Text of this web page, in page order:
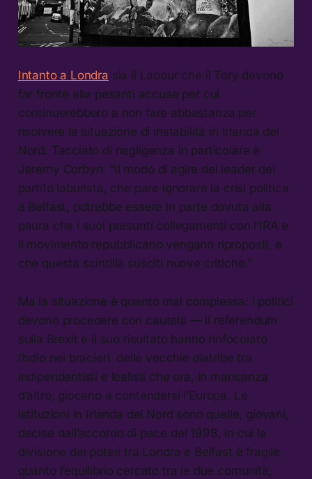
Intanto a Londra sia il Labour che il Tory devono
far fronte alle pesanti accuse per cui
continuerebbero a non fare abbastanza per
risolvere la situazione di instabilità in Irlanda del
Nord. Tacciato di negligenza in particolare è
Jeremy Corbyn: “Il modo di agire del leader del
partito laburista, che pare ignorare la crisi politica
a Belfast, potrebbe essere in parte dovuta alla
paura che i suoi presunti collegamenti con l’IRA e
il movimento repubblicano vengano riproposti, e
che questa scintilla susciti nuove critiche.”
Ma la situazione è quanto mai complessa: i politici
devono procedere con cautela — il referendum
sulla Brexit e il suo risultato hanno rinfocolato
l’odio nei bracieri delle vecchie diatribe tra
indipendentisti e lealisti che ora, in mancanza
d’altro, giocano a contendersi l’Europa. Le
istituzioni in Irlanda del Nord sono quelle, giovani,
decise dall’accordo di pace del 1998, in cui la
divisione dei poteri tra Londra e Belfast è fragile
quanto l’equilibrio cercato tra le due comunità,